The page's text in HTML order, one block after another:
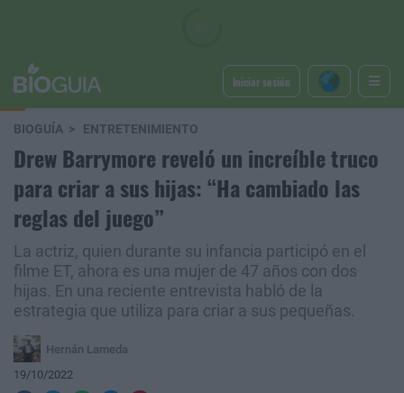
Iniciar sesión
BIOGUÍA ENTRETENIMIENTO
Drew Barrymore reveló un increíble truco
para criar a sus hijas: “Ha cambiado las
reglas del juego”
La actriz, quien durante su infancia participó en el
filme ET, ahora es una mujer de 47 años con dos
hijas. En una reciente entrevista habló de la
estrategia que utiliza para criar a sus pequeñas.
Hernán Lameda
19/10/2022